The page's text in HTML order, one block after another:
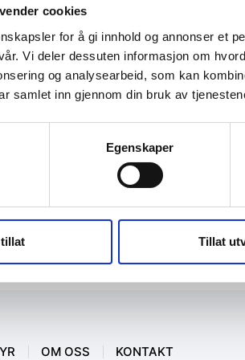
cookies
for å gi innhold og annonser et
Vi deler dessuten informasjon om
og analysearbeid, som kan
samlet inn gjennom din bruk av
Egenskaper
Tillat
OM OSS KONTAKT